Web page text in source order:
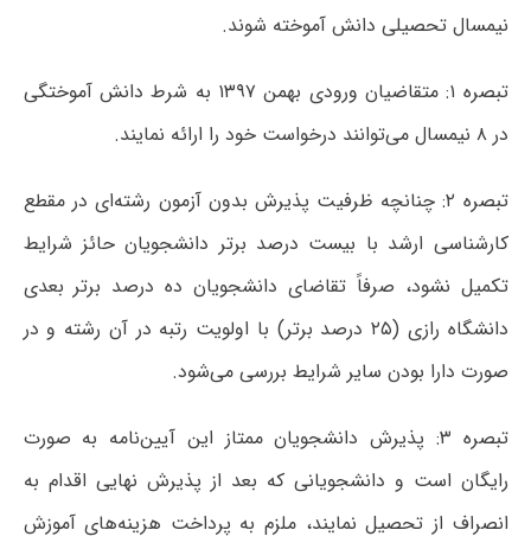
نیمسال تحصیلی دانش آموخته شوند.
تبصره‌ ۱: متقاضیان ورودی بهمن ۱۳۹۷ به شرط دانش آموختگی
در ۸ نیمسال می‌توانند درخواست خود را ارائه نمایند.
تبصره‌ ۲: چنانچه ظرفیت پذیرش بدون آزمون رشته‌ای در مقطع
کارشناسی ارشد با بیست درصد برتر دانشجویان حائز شرایط
تکمیل نشود، صرفاً تقاضای دانشجویان ده درصد برتر بعدی
دانشگاه رازی (۲۵ درصد برتر) با اولویت رتبه در آن رشته و در
صورت دارا بودن سایر شرایط بررسی می‌شود.
تبصره‌ ۳: پذیرش دانشجویان ممتاز این آیین‌نامه به صورت
رایگان است و دانشجویانی که بعد از پذیرش نهایی اقدام به
انصراف از تحصیل نمایند، ملزم به پرداخت هزینه‌های آموزش